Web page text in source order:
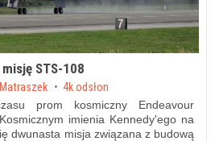
STS-108
4k odsłon
prom kosmiczny Endeavour
imienia Kennedy'ego na
dwunasta misja związana z budową